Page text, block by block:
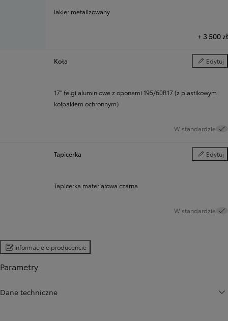
lakier metalizowany
+ 3 500 zł
Koła Edytuj
Koła
17" felgi aluminiowe z oponami 195/60R17 (z plastikowym
kołpakiem ochronnym)
W standardzie
Tapicerka Edytuj
Tapicerka
Tapicerka materiałowa czarna
W standardzie
Informacje o producencie
Parametry
Dane techniczne